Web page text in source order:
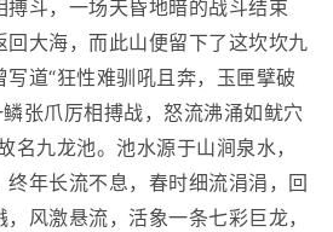
搏斗，一场天昏地暗的战斗结束
回大海，而此山便留下了这坎坎九
道“狂性难驯吼且奔，玉匣擘破
张爪厉相搏战，怒流沸涌如鱿穴
名九龙池。池水源于山涧泉水，
年长流不息，春时细流涓涓，回
风激悬流，活象一条七彩巨龙，